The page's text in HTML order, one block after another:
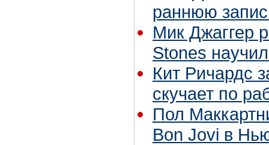
раннюю
Мик Джаггер
Stones
Кит Ричардс
скучает по
Пол
Bon Jovi в